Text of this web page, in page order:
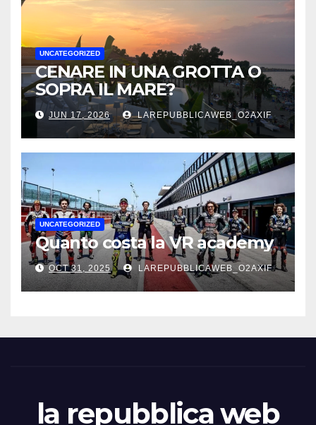
UNCATEGORIZED
CENARE IN UNA GROTTA O
SOPRA IL MARE?
JUN 17, 2026 LAREPUBBLICAWEB_O2AXIF
UNCATEGORIZED
Quanto costa la VR academy
OCT 31, 2025 LAREPUBBLICAWEB_O2AXIF
la repubblica web